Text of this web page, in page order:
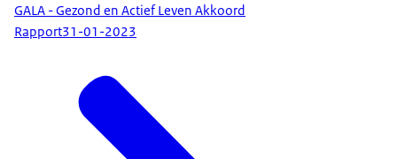
GALA - Gezond en Actief Leven Akkoord
Rapport31-01-2023